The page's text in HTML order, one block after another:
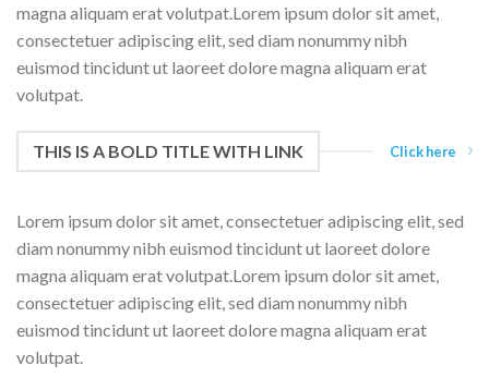
magna aliquam erat volutpat.Lorem ipsum dolor sit amet,
consectetuer adipiscing elit, sed diam nonummy nibh
euismod tincidunt ut laoreet dolore magna aliquam erat
volutpat.
THIS IS A BOLD TITLE WITH LINK Click here
Lorem ipsum dolor sit amet, consectetuer adipiscing elit, sed
diam nonummy nibh euismod tincidunt ut laoreet dolore
magna aliquam erat volutpat.Lorem ipsum dolor sit amet,
consectetuer adipiscing elit, sed diam nonummy nibh
euismod tincidunt ut laoreet dolore magna aliquam erat
volutpat.